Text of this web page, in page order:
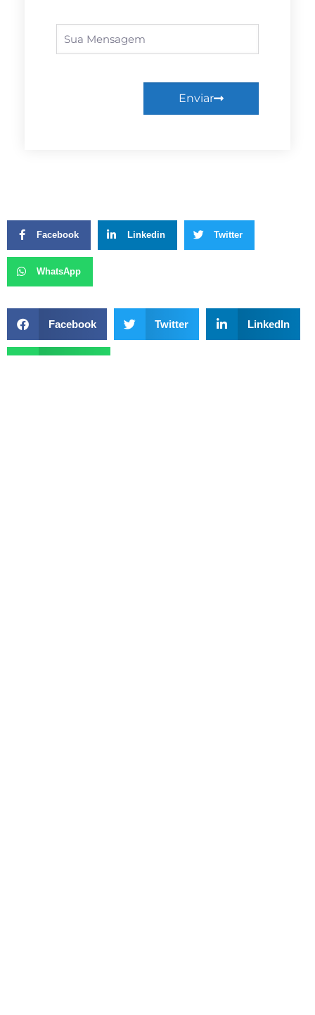
Enviar
Facebook Linkedin Twitter
WhatsApp
Facebook Twitter LinkedIn